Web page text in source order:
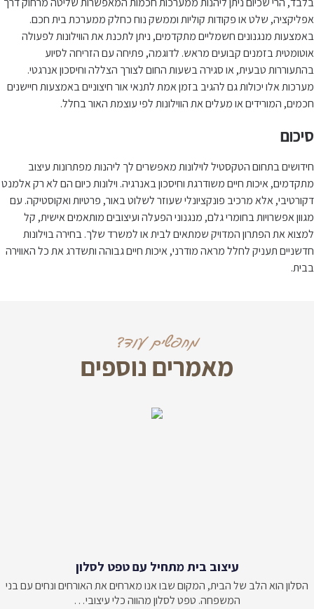
אפליקציה, שלט או פקודות קוליות וממשק נוח כחלק ממערכת בית חכם.
באמצעות מנגנונים חשמליים מתקדמים, ניתן לתכנת את הווילונות לפעולה
אוטומטית בזמנים קבועים מראש. לדוגמה, פתיחה עם הזריחה לסיוע
בהתעוררות טבעית, או סגירה בשעות החום לצורך הצללה וחיסכון אנרגטי.
מערכות אלו יכולות גם להגיב בזמן אמת לתנאי אור חיצוניים באמצעות חיישנים
חכמים, המורידים או מעלים את הווילונות לפי עוצמת האור בחלל.
סיכום
חידושים בתחום הטקסטיל לוילונות מאפשרים לך ליהנות מפתרונות עיצוב
מתקדמים, איכות חיים משודרגת וחיסכון באנרגיה. וילונות כיום הם לא רק אלמנט
דקורטיבי, אלא מרכיב פונקציונלי שעוזר לשלוט באור, פרטיות ואקוסטיקה. עם
מגוון אפשרויות בחומרי גלם, מנגנוני הפעלה ועיצובים מותאמים אישית, קל
למצוא את הפתרון המדויק שמתאים לבית או למשרד שלך. בחירה בוילונות
חדשניים תעניק לחלל מראה מודרני, איכות חיים גבוהה ותשדרג את כל האווירה
בבית.
מחפשים עוד?
מאמרים נוספים
עיצוב בית מתחיל עם טפט לסלון
הסלון הוא הלב של הבית, המקום שבו אנו מארחים את האורחים ונחים עם בני
המשפחה. טפט לסלון מהווה כלי עיצובי…